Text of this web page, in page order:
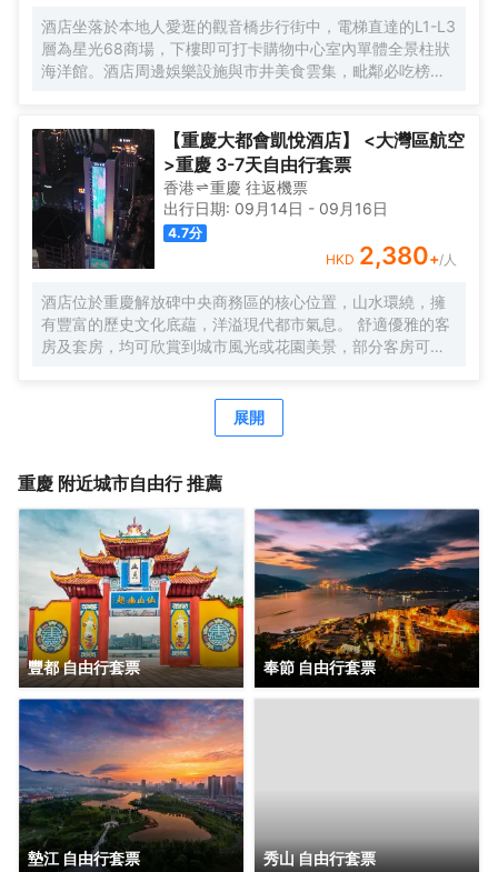
酒店坐落於本地人愛逛的觀音橋步行街中，電梯直達的L1-L3
層為星光68商場，下樓即可打卡購物中心室內單體全景柱狀
海洋館。酒店周邊娛樂設施與市井美食雲集，毗鄰必吃榜叁
謐下榻之選，亦可同時感受本地市井與時尚都會的穿越樂
趣。
【重慶大都會凱悅酒店】 <大灣區航空
>重慶 3-7天自由行套票
香港 重慶 往返機票
出行日期: 09月14日 - 09月16日
4.7分
HKD 2,380+/人
酒店位於重慶解放碑中央商務區的核心位置，山水環繞，擁
有豐富的歷史文化底藴，洋溢現代都市氣息。 舒適優雅的客
房及套房，均可欣賞到城市風光或花園美景，部分客房可俯
議空間及1,000平米戶外屋頂花園步道，綠徑通幽，適合舉辦
展開
重慶 附近城市自由行 推薦
豐都 自由行套票 奉節 自由行套票
墊江 自由行套票 秀山 自由行套票